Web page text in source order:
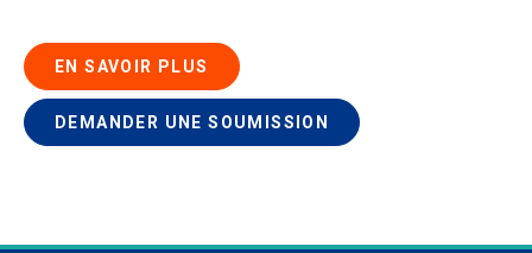
EN SAVOIR PLUS
DEMANDER UNE SOUMISSION